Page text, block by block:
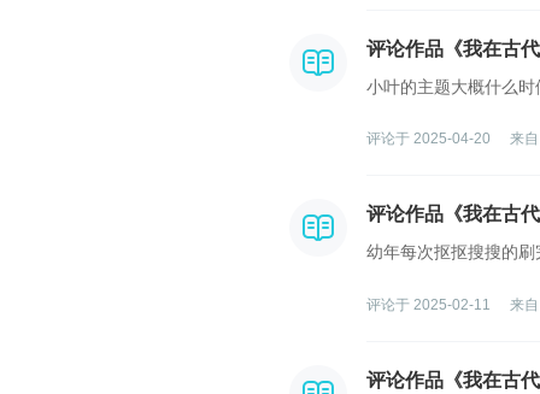
评论作品《我在古
小叶的主题大概什么
评论于 2025-04-20 来
评论作品《我在古
幼年每次抠抠搜搜的
评论于 2025-02-11 来
评论作品《我在古